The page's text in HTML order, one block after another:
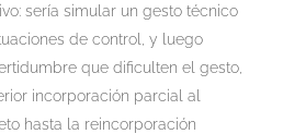
sería simular un gesto técnico
de control, y luego
que dificulten el gesto,
incorporación parcial al
hasta la reincorporación